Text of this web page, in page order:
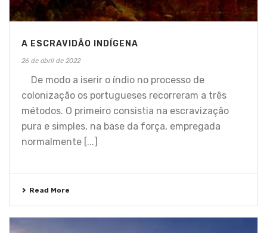
A ESCRAVIDÃO INDÍGENA
26 de abril de 2022
De modo a iserir o índio no processo de
colonização os portugueses recorreram a três
métodos. O primeiro consistia na escravização
pura e simples, na base da força, empregada
normalmente [...]
Read More